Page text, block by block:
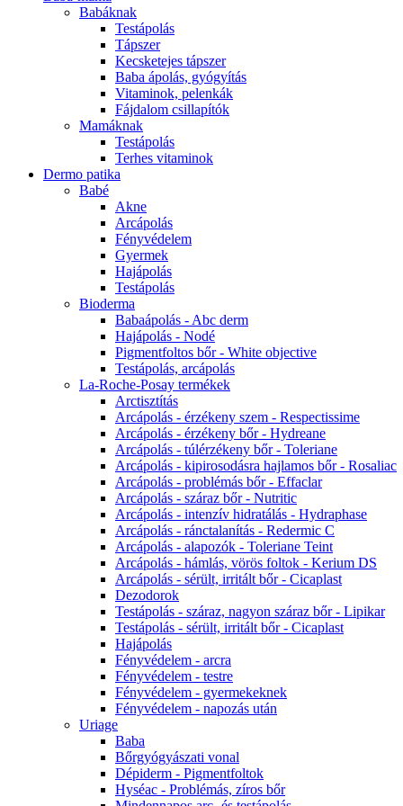
Babáknak
Testápolás
Tápszer
Kecsketejes tápszer
Baba ápolás, gyógyítás
Vitaminok, pelenkák
Fájdalom csillapítók
Mamáknak
Testápolás
Terhes vitaminok
Dermo patika
Babé
Akne
Arcápolás
Fényvédelem
Gyermek
Hajápolás
Testápolás
Bioderma
Babaápolás - Abc derm
Hajápolás - Nodé
Pigmentfoltos bőr - White objective
Testápolás, arcápolás
La-Roche-Posay termékek
Arctisztítás
Arcápolás - érzékeny szem - Respectissime
Arcápolás - érzékeny bőr - Hydreane
Arcápolás - túlérzékeny bőr - Toleriane
Arcápolás - kipirosodásra hajlamos bőr - Rosaliac
Arcápolás - problémás bőr - Effaclar
Arcápolás - száraz bőr - Nutritic
Arcápolás - intenzív hidratálás - Hydraphase
Arcápolás - ránctalanítás - Redermic C
Arcápolás - alapozók - Toleriane Teint
Arcápolás - hámlás, vörös foltok - Kerium DS
Arcápolás - sérült, irritált bőr - Cicaplast
Dezodorok
Testápolás - száraz, nagyon száraz bőr - Lipikar
Testápolás - sérült, irritált bőr - Cicaplast
Hajápolás
Fényvédelem - arcra
Fényvédelem - testre
Fényvédelem - gyermekeknek
Fényvédelem - napozás után
Uriage
Baba
Bőrgyógyászati vonal
Dépiderm - Pigmentfoltok
Hyséac - Problémás, zíros bőr